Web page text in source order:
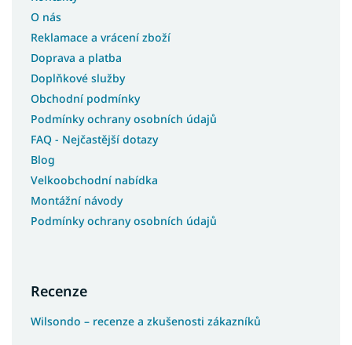
O nás
Reklamace a vrácení zboží
Doprava a platba
Doplňkové služby
Obchodní podmínky
Podmínky ochrany osobních údajů
FAQ - Nejčastější dotazy
Blog
Velkoobchodní nabídka
Montážní návody
Podmínky ochrany osobních údajů
Recenze
Wilsondo – recenze a zkušenosti zákazníků